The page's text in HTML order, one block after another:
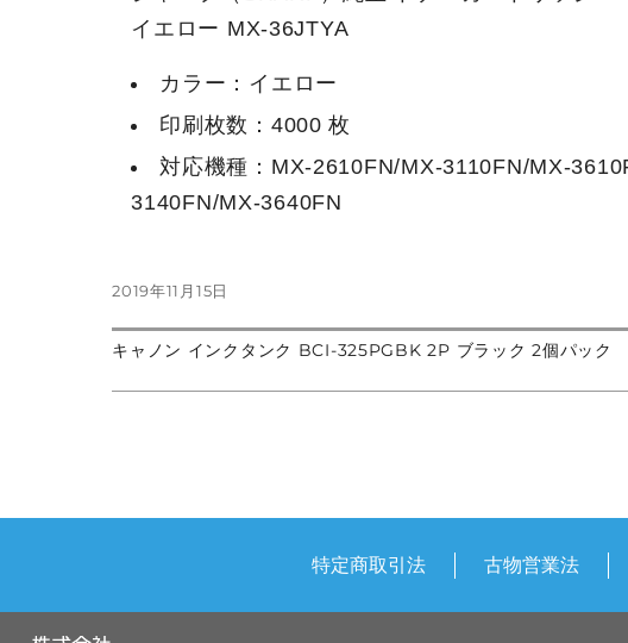
イエロー MX-36JTYA
カラー：イエロー
印刷枚数：4000 枚
対応機種：MX-2610FN/MX-3110FN/MX-
3140FN/MX-3640FN
投
日:
2019年11月15日
投
ビ
ー
前
投
キャノン インクタンク BCI-325PGBK 2P ブラック 2個パック
の
特定商取引法 古物営業法